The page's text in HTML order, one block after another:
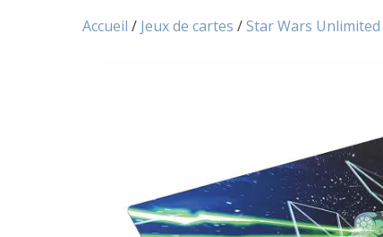
Accueil / Jeux de cartes /Star Wars Unlimited